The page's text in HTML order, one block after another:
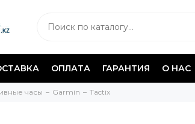
ОПЛАТА ГАРАНТИЯ О НАС
часы Garmin Tactix